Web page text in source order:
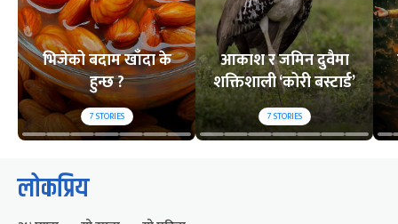
भिजेको बदाम खाँदा के
हुन्छ ?
7STORIES
आकाश र जमिन दुवैमा
शक्तिशाली ‘कोरी बस्टार्ड’
7STORIES
लोकप्रिय